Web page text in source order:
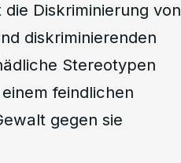
Diskriminierung von
diskriminierenden
Stereotypen
feindlichen
gegen sie